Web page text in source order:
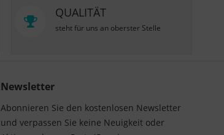
QUALITÄT
steht für uns an oberster Stelle
Newsletter
Abonnieren Sie den kostenlosen Newsletter
und verpassen Sie keine Neuigkeit oder